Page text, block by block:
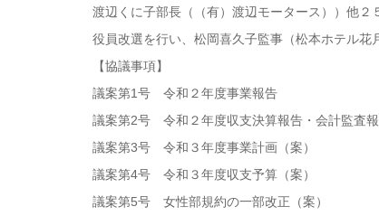
渡辺くに子部長（（有）渡辺モータース））他２
役員改選を行い、松岡喜久子監事（松本ホテル花
【協議事項】
議案第1号 令和２年度事業報告
議案第2号 令和２年度収支決算報告・会計監査
議案第3号 令和３年度事業計画（案）
議案第4号 令和３年度収支予算（案）
議案第5号 女性部規約の一部改正（案）